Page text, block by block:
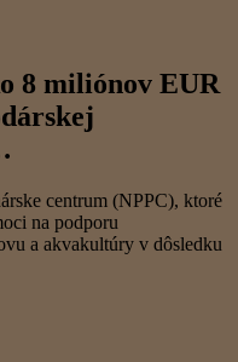
8 miliónov EUR
centrum (NPPC), ktoré
na podporu
a akvakultúry v dôsledku